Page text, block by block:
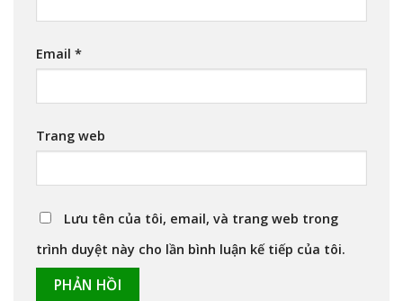
Email *
Trang web
Lưu tên của tôi, email, và trang web trong
trình duyệt này cho lần bình luận kế tiếp của tôi.